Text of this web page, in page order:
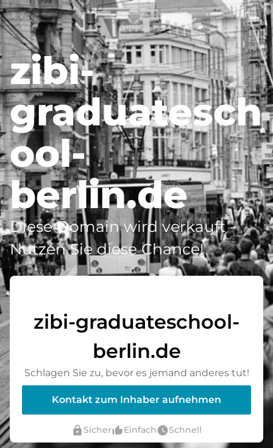
zibi-
graduatesch
ool-
berlin.de
Diese Domain wird verkauft -
Nutzen Sie diese Chance!
zibi-graduateschool-
berlin.de
Schlagen Sie zu, bevor es jemand anderes tut!
Kontakt zum Inhaber aufnehmen
lock Sicherthumb_up_altEinfachwatch_laterSchnell